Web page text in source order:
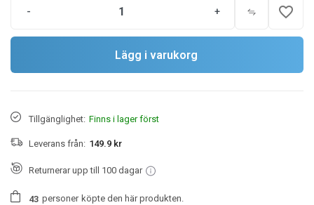
- + favorite_border
Lägg i varukorg
Tillgänglighet: Finns i lager först
Leverans från: 149.9 kr
Returnerar upp till 100 dagar
43 personer köpte den här produkten.